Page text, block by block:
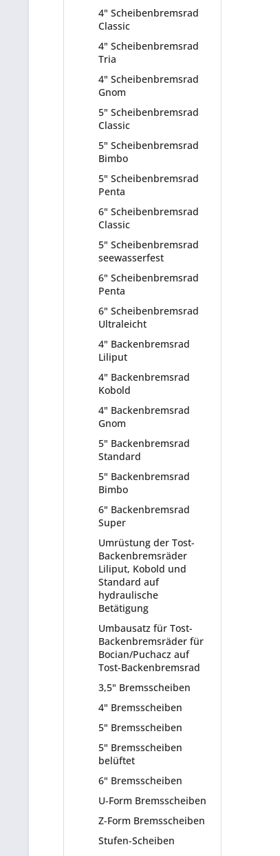
4" Scheibenbremsrad
Classic
4" Scheibenbremsrad
Tria
4" Scheibenbremsrad
Gnom
5" Scheibenbremsrad
Classic
5" Scheibenbremsrad
Bimbo
5" Scheibenbremsrad
Penta
6" Scheibenbremsrad
Classic
5" Scheibenbremsrad
seewasserfest
6" Scheibenbremsrad
Penta
6" Scheibenbremsrad
Ultraleicht
4" Backenbremsrad
Liliput
4" Backenbremsrad
Kobold
4" Backenbremsrad
Gnom
5" Backenbremsrad
Standard
5" Backenbremsrad
Bimbo
6" Backenbremsrad
Super
Umrüstung der Tost-
Backenbremsräder
Liliput, Kobold und
Standard auf
hydraulische
Betätigung
Umbausatz für Tost-
Backenbremsräder für
Bocian/Puchacz auf
Tost-Backenbremsrad
3,5" Bremsscheiben
4" Bremsscheiben
5" Bremsscheiben
5" Bremsscheiben
belüftet
6" Bremsscheiben
U-Form Bremsscheiben
Z-Form Bremsscheiben
Stufen-Scheiben